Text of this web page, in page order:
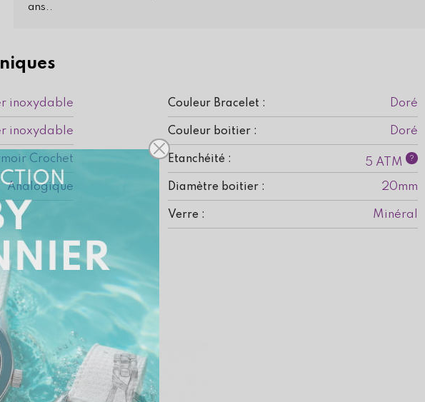
inoxydable Couleur Bracelet : Doré
inoxydable Couleur boitier : Doré
Crochet Etanchéité : 5 ATM ?
Analogique Diamètre boitier : 20mm
Verre : Minéral
ans..